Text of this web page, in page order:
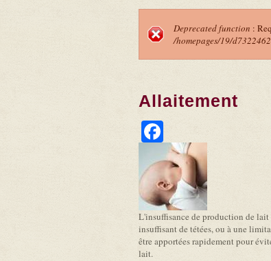
Message
Deprecated function :
/homepages/19/
Allaitement
L'insuffisance de production de lait
insuffisant de tétées, ou à une
être apportées rapidement pour
lait.